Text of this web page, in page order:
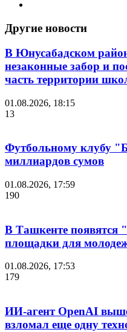
Другие новости
В Юнусабадском
незаконные забор и
часть территории
01.08.2026, 18:15
13
Футбольному клубу
миллиардов сумов
01.08.2026, 17:59
190
В Ташкенте
площадки для
01.08.2026, 17:53
179
ИИ-агент OpenAI
взломал еще одну